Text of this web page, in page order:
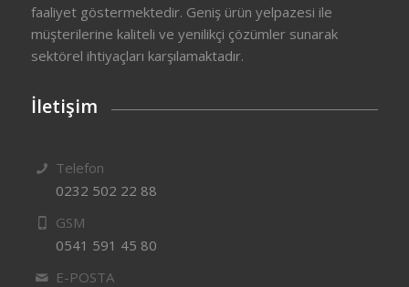
faaliyet göstermektedir. Geniş ürün yelpazesi ile
müşterilerine kaliteli ve yenilikçi çözümler sunarak
sektörel ihtiyaçları karşılamaktadır.
İletişim
Telefon
0232 502 22 88
GSM
0541 591 45 80
E-POSTA